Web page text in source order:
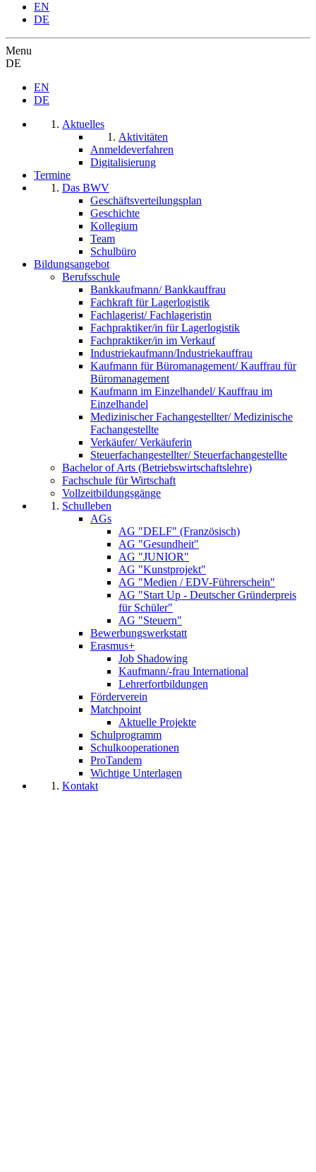
EN
DE
Menu
DE
EN
DE
Aktuelles
Aktivitäten
Anmeldeverfahren
Digitalisierung
Termine
Das BWV
Geschäftsverteilungsplan
Geschichte
Kollegium
Team
Schulbüro
Bildungsangebot
Berufsschule
Bankkaufmann/ Bankkauffrau
Fachkraft für Lagerlogistik
Fachlagerist/ Fachlageristin
Fachpraktiker/in für Lagerlogistik
Fachpraktiker/in im Verkauf
Industriekaufmann/Industriekauffrau
Kaufmann für Büromanagement/ Kauffrau für
Büromanagement
Kaufmann im Einzelhandel/ Kauffrau im
Einzelhandel
Medizinischer Fachangestellter/ Medizinische
Fachangestellte
Verkäufer/ Verkäuferin
Steuerfachangestellter/ Steuerfachangestellte
Bachelor of Arts (Betriebswirtschaftslehre)
Fachschule für Wirtschaft
Vollzeitbildungsgänge
Schulleben
AGs
AG "DELF" (Französisch)
AG "Gesundheit"
AG "JUNIOR"
AG "Kunstprojekt"
AG "Medien / EDV-Führerschein"
AG "Start Up - Deutscher Gründerpreis
für Schüler"
AG "Steuern"
Bewerbungswerkstatt
Erasmus+
Job Shadowing
Kaufmann/-frau International
Lehrerfortbildungen
Förderverein
Matchpoint
Aktuelle Projekte
Schulprogramm
Schulkooperationen
ProTandem
Wichtige Unterlagen
Kontakt